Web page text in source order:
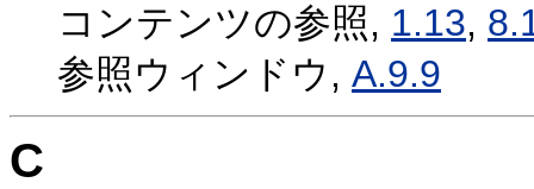
コンテンツの参照, 1.13,
参照ウィンドウ, A.9.9
C